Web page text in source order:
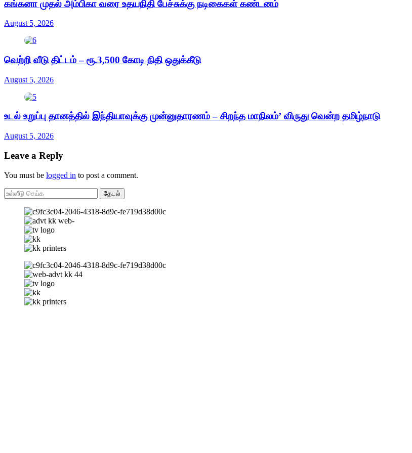
கங்கனா முதல் அம்பிகா வரை உதயநிதி பேச்சுக்கு நடிகைகள் கண்டனம்
August 5, 2026
வெற்றி வீடு திட்டம் – ரூ.3,500 கோடி நிதி ஒதுக்கீடு
August 5, 2026
உடல் உறுப்பு தானத்தில் இந்தியாவுக்கு முன்னுதாரணம் – சிறந்த மாநிலம்’ விருது வென்ற தமிழ்நாடு
August 5, 2026
Leave a Reply
You must be logged in to post a comment.
தேடல்